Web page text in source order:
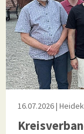
16.07.2026|